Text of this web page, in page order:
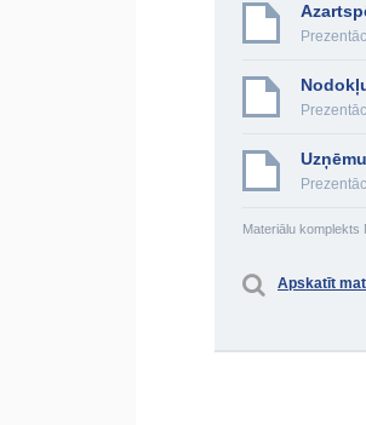
Materiālu komplekts
Apskatīt